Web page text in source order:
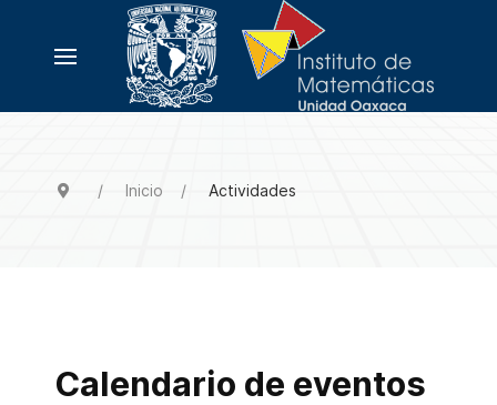
Inicio Actividades
Calendario de eventos